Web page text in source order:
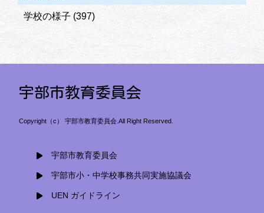
学校の様子 (397)
宇部市教育委員会
Copyright（c） 宇部市教育委員会.All Right Reserved.
宇部市教育委員会
宇部市小・中学校事務共同実施協議会
UEN ガイドライン